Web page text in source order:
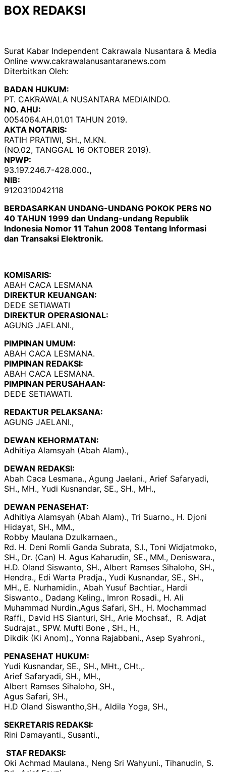
BOX REDAKSI
Surat Kabar Independent Cakrawala Nusantara & Media
Online www.cakrawalanusantaranews.com
Diterbitkan Oleh:
BADAN HUKUM:
PT. CAKRAWALA NUSANTARA MEDIAINDO.
NO. AHU:
0054064.AH.01.01 TAHUN 2019.
AKTA NOTARIS:
RATIH PRATIWI, SH., M.KN.
(NO.02, TANGGAL 16 OKTOBER 2019).
NPWP:
93.197.246.7-428.000.,
NIB:
9120310042118
BERDASARKAN UNDANG-UNDANG POKOK PERS NO
40 TAHUN 1999 dan Undang-undang Republik
Indonesia Nomor 11 Tahun 2008 Tentang Informasi
dan Transaksi Elektronik.
KOMISARIS:
ABAH CACA LESMANA
DIREKTUR KEUANGAN:
DEDE SETIAWATI
DIREKTUR OPERASIONAL:
AGUNG JAELANI.,
PIMPINAN UMUM:
ABAH CACA LESMANA.
PIMPINAN REDAKSI:
ABAH CACA LESMANA.
PIMPINAN PERUSAHAAN:
DEDE SETIAWATI.
REDAKTUR PELAKSANA:
AGUNG JAELANI.,
DEWAN KEHORMATAN:
Adhitiya Alamsyah (Abah Alam).,
DEWAN REDAKSI:
Abah Caca Lesmana., Agung Jaelani., Arief Safaryadi,
SH., MH., Yudi Kusnandar, SE., SH., MH.,
DEWAN PENASEHAT:
Adhitiya Alamsyah (Abah Alam)., Tri Suarno., H. Djoni
Hidayat, SH., MM.,
Robby Maulana Dzulkarnaen.,
Rd. H. Deni Romli Ganda Subrata, S.I., Toni Widjatmoko,
SH., Dr. (Can) H. Agus Kaharudin, SE., MM., Deniswara.,
H.D. Oland Siswanto, SH., Albert Ramses Sihaloho, SH.,
Hendra., Edi Warta Pradja., Yudi Kusnandar, SE., SH.,
MH., E. Nurhamidin., Abah Yusuf Bachtiar., Hardi
Siswanto., Dadang Keling., Imron Rosadi., H. Ali
Muhammad Nurdin.,Agus Safari, SH., H. Mochammad
Raffi., David HS Sianturi, SH., Arie Mochsaf., R. Adjat
Sudrajat., SPW. Mufti Bone , SH., H.,
Dikdik (Ki Anom)., Yonna Rajabbani., Asep Syahroni.,
PENASEHAT HUKUM:
Yudi Kusnandar, SE., SH., MHt., CHt.,.
Arief Safaryadi, SH., MH.,
Albert Ramses Sihaloho, SH.,
Agus Safari, SH.,
H.D Oland Siswantho,SH., Aldila Yoga, SH.,
SEKRETARIS REDAKSI:
Rini Damayanti., Susanti.,
STAF REDAKSI:
Oki Achmad Maulana., Neng Sri Wahyuni., Tihanudin, S.